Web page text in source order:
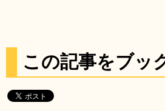
この記事をブッ